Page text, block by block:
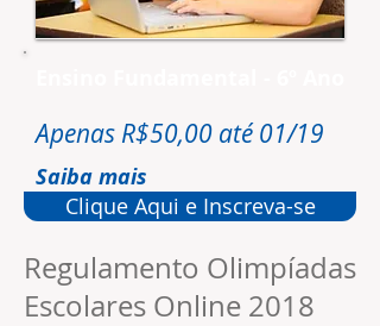
Apenas R$50,00 até 01/19
Saiba mais
Clique Aqui e Inscreva-se
Regulamento Olimpíadas
Escolares Online 2018